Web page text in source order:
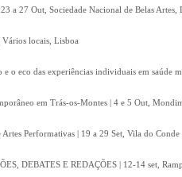
a 27 Out, Sociedade Nacional de Belas Artes,
locais, Lisboa
e o eco das experiências individuais em
em Trás-os-Montes | 4 e 5 Out,
Performativas | 19 a 29 Set, Vila do Conde
DEBATES E REDAÇÕES | 12-14 set,